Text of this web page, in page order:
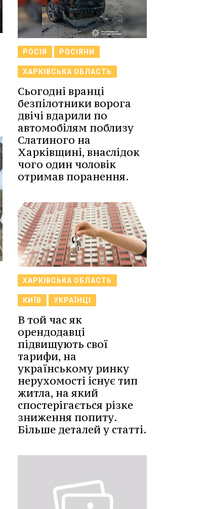
РОСІЯ РОСІЯНИ
ХАРКІВСЬКА ОБЛАСТЬ
Сьогодні вранці
безпілотники ворога
двічі вдарили по
автомобілям поблизу
Слатиного на
Харківщині, внаслідок
чого один чоловік
отримав поранення.
ХАРКІВСЬКА ОБЛАСТЬ
КИЇВ УКРАЇНЦІ
В той час як
орендодавці
підвищують свої
тарифи, на
українському ринку
нерухомості існує тип
житла, на який
спостерігається різке
зниження попиту.
Більше деталей у статті.